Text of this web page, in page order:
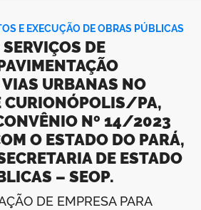
E EXECUÇÃO DE OBRAS PÚBLICAS
DE
URBANAS NO
CURIONÓPOLIS/PA,
Nº 14/2023
O ESTADO DO PARÁ,
DE ESTADO
– SEOP.
DE EMPRESA PARA